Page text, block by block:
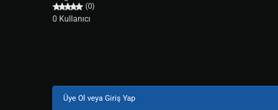
(0)
0 Kullanıcı
Üye Ol veya Giriş Yap